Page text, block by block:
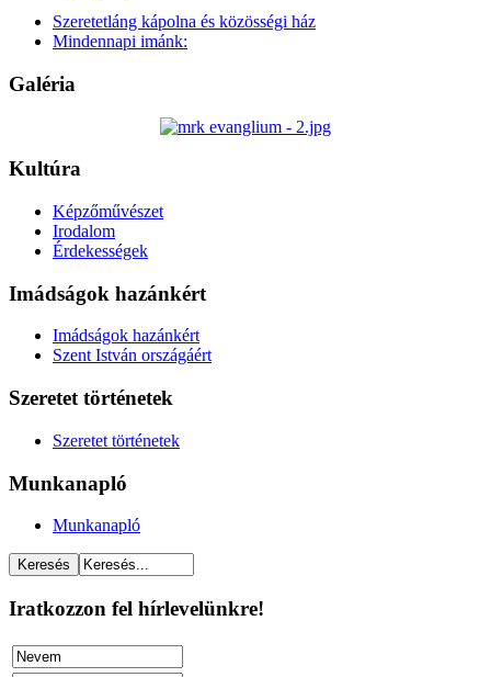
Szeretetláng kápolna és közösségi ház
Mindennapi imánk:
Galéria
Kultúra
Képzőművészet
Irodalom
Érdekességek
Imádságok hazánkért
Imádságok hazánkért
Szent István országáért
Szeretet történetek
Szeretet történetek
Munkanapló
Munkanapló
Iratkozzon fel hírlevelünkre!